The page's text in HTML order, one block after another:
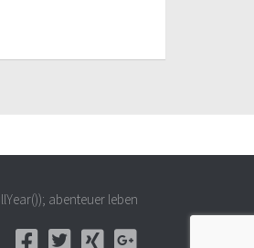
abenteuer leben